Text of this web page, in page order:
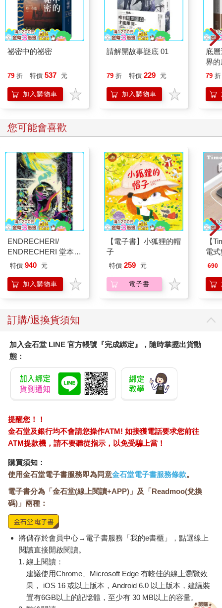
祕密中的祕密
79 折 特價 537 元
加入購物車
請解開故事謎底 01
79 折 特價 229 元
加入購物車
底
界
79 折
您可能會喜歡
ENDRECHERI/
ENDRECHERI 堂本
剛 2019巡迴演唱會
（2DVD）
特價 940 元
加入購物車
【電子書】小狐狸的帽
子
特價 259 元
電子書
【
電
690
訂購/退換貨須知
加入金石堂 LINE 官方帳號『完成綁定』，隨時掌握出貨動
態：
提醒您！！
金石堂及銀行均不會請您操作ATM! 如接獲電話要求您前往
ATM提款機，請不要聽從指示，以免受騙上當！
購買須知：
使用金石堂電子書服務即為同意金石堂電子書服務條款。
電子書分為「金石堂(線上閱讀+APP)」及「Readmoo(兌換
碼)」兩種：
將儲存於會員中心→電子書服務「我的e書櫃」，點選線上
閱讀直接開啟閱讀。
線上閱讀：
建議使用Chrome、Microsoft Edge 有較佳的線上瀏覽效
果， iOS 16 或以上版本，Android 6.0 以上版本，建議裝
置有6GB以上的記憶體，至少有 30 MB以上的容量。